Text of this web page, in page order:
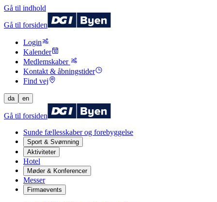
Gå til indhold
Gå til forsiden
Login
Kalender
Medlemskaber
Kontakt & åbningstider
Find vej
da en
Gå til forsiden
Sunde fællesskaber og forebyggelse
Sport & Svømning
Aktiviteter
Hotel
Møder & Konferencer
Messer
Firmaevents